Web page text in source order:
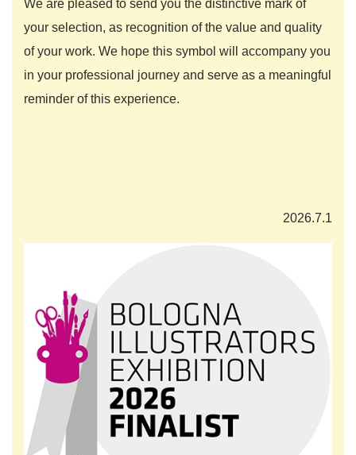
We are pleased to send you the distinctive mark of
your selection, as recognition of the value and quality
of your work. We hope this symbol will accompany you
in your professional journey and serve as a meaningful
reminder of this experience.
2026.7.1